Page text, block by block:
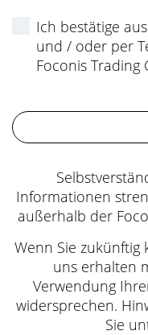
Ich bestätige
und / oder per
Foconis
Informationen
außerhalb der
Wenn Sie
uns erhalten
Verwendung
widersprechen.
Sie